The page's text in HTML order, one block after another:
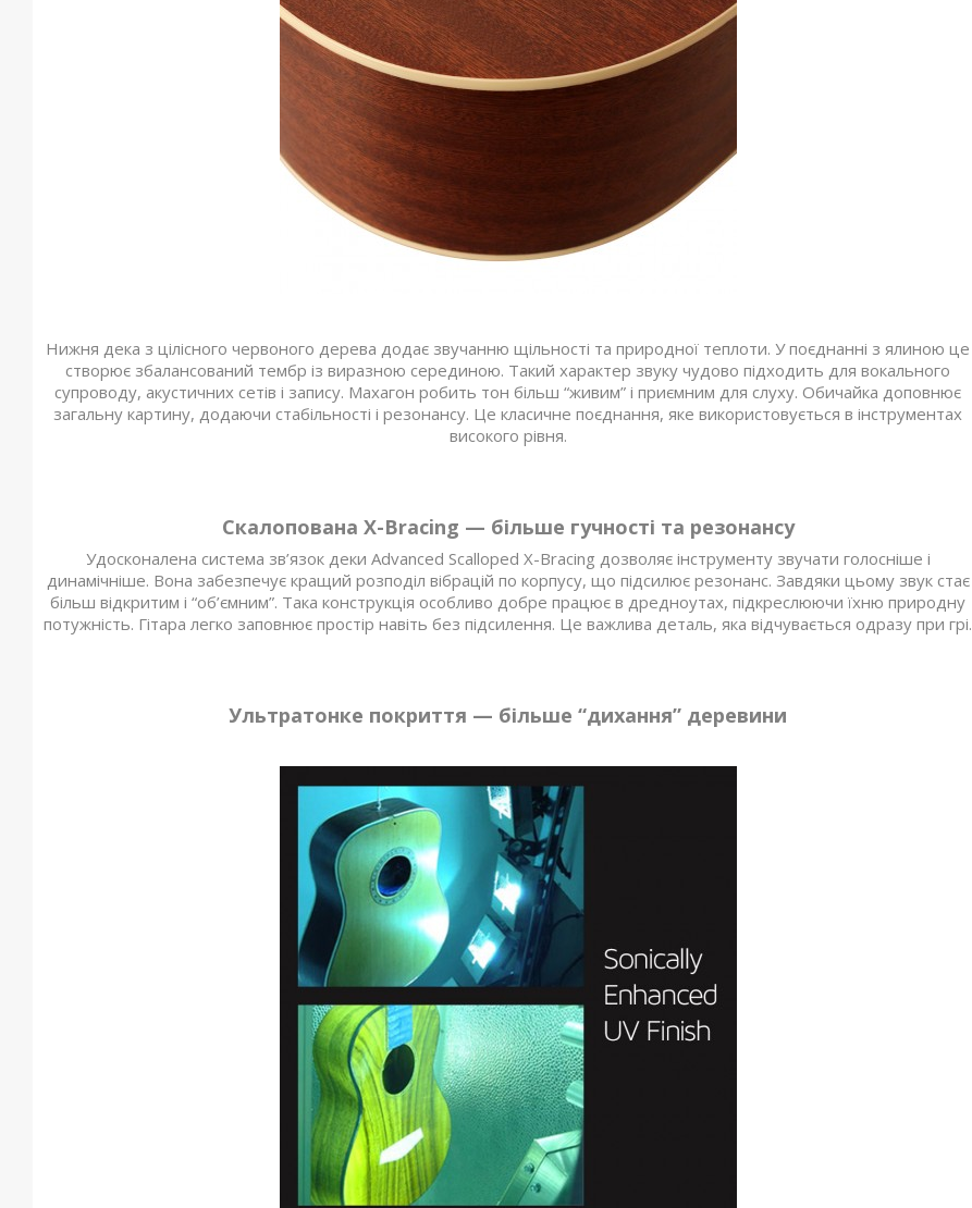
Нижня дека з цілісного червоного дерева додає звучанню щільності та природної теплоти. У поєднанні з ялиною це
створює збалансований тембр із виразною серединою. Такий характер звуку чудово підходить для вокального
супроводу, акустичних сетів і запису. Махагон робить тон більш “живим” і приємним для слуху. Обичайка доповнює
загальну картину, додаючи стабільності і резонансу. Це класичне поєднання, яке використовується в інструментах
високого рівня.
Скалопована X-Bracing — більше гучності та резонансу
Удосконалена система зв’язок деки Advanced Scalloped X-Bracing дозволяє інструменту звучати голосніше і
динамічніше. Вона забезпечує кращий розподіл вібрацій по корпусу, що підсилює резонанс. Завдяки цьому звук стає
більш відкритим і “об’ємним”. Така конструкція особливо добре працює в дредноутах, підкреслюючи їхню природну
потужність. Гітара легко заповнює простір навіть без підсилення. Це важлива деталь, яка відчувається одразу при грі.
Ультратонке покриття — більше “дихання” деревини